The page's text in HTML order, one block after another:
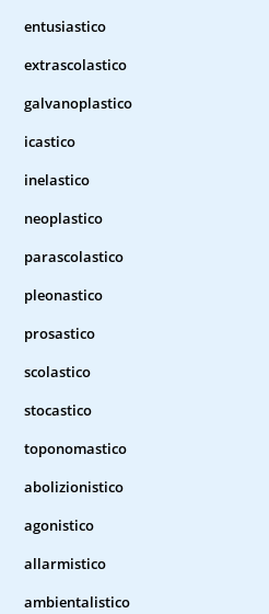
entusiastico
extrascolastico
galvanoplastico
icastico
inelastico
neoplastico
parascolastico
pleonastico
prosastico
scolastico
stocastico
toponomastico
abolizionistico
agonistico
allarmistico
ambientalistico